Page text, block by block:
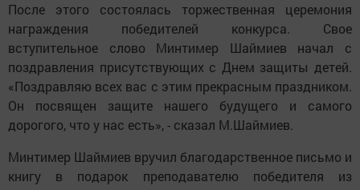
После этого состоялась торжественная церемония
награждения победителей конкурса. Свое
вступительное слово Минтимер Шаймиев начал с
поздравления присутствующих с Днем защиты детей.
«Поздравляю всех вас с этим прекрасным праздником.
Он посвящен защите нашего будущего и самого
дорогого, что у нас есть», - сказал М.Шаймиев.
Минтимер Шаймиев вручил благодарственное письмо и
книгу в подарок преподавателю победителя из